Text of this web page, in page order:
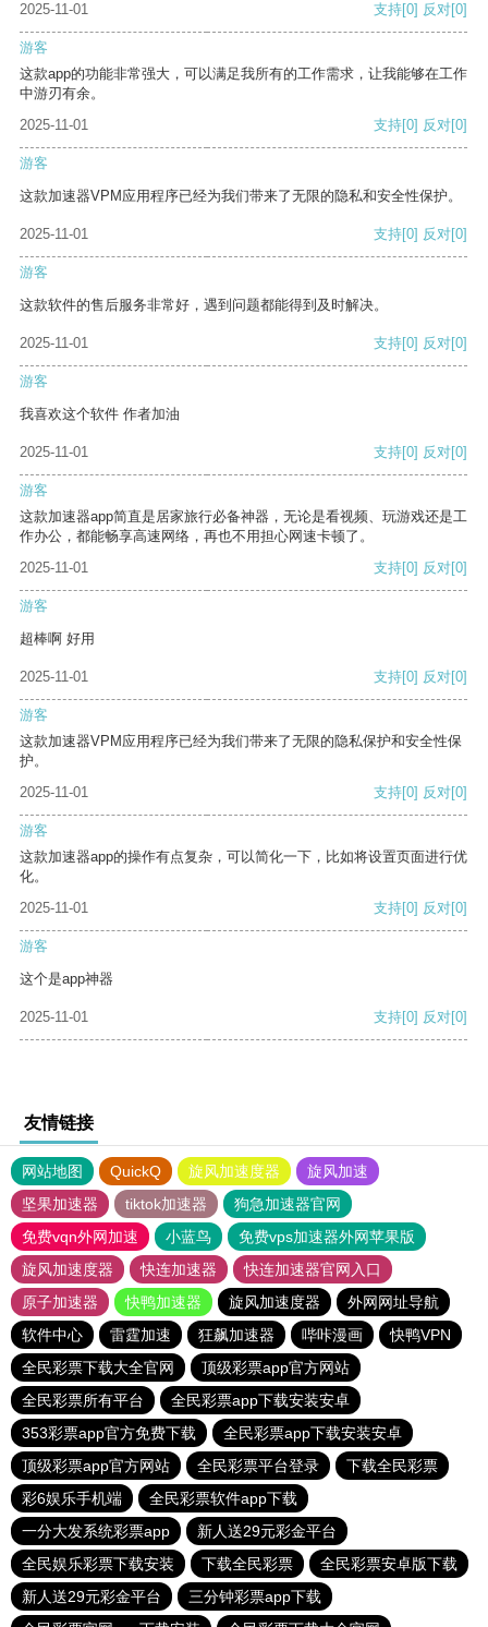
2025-11-01 支持[0] 反对[0]
游客
这款app的功能非常强大，可以满足我所有的工作需求，让我能够在工作
中游刃有余。
2025-11-01
支持[0] 反对[0]
游客
这款加速器VPM应用程序已经为我们带来了无限的隐私和安全性保护。
2025-11-01 支持[0] 反对[0]
游客
这款软件的售后服务非常好，遇到问题都能得到及时解决。
2025-11-01 支持[0] 反对[0]
游客
我喜欢这个软件 作者加油
2025-11-01 支持[0] 反对[0]
游客
这款加速器app简直是居家旅行必备神器，无论是看视频、玩游戏还是工
作办公，都能畅享高速网络，再也不用担心网速卡顿了。
2025-11-01
支持[0] 反对[0]
游客
超棒啊 好用
2025-11-01 支持[0] 反对[0]
游客
这款加速器VPM应用程序已经为我们带来了无限的隐私保护和安全性保
护。
2025-11-01
支持[0] 反对[0]
游客
这款加速器app的操作有点复杂，可以简化一下，比如将设置页面进行优
化。
2025-11-01
支持[0] 反对[0]
游客
这个是app神器
2025-11-01 支持[0] 反对[0]
友情链接
网站地图 QuickQ 旋风加速度器
旋风加速
坚果加速器
tiktok加速器
狗急加速器官网
免费vqn外网加速
小蓝鸟
免费vps加速器外网苹果版
旋风加速度器
快连加速器
快连加速器官网入口
原子加速器
快鸭加速器 旋风加速度器
外网网址导航
软件中心
雷霆加速 狂飙加速器 哔咔漫画
快鸭VPN
全民彩票下载大全官网
顶级彩票app官方网站
全民彩票所有平台
全民彩票app下载安装安卓
353彩票app官方免费下载
全民彩票app下载安装安卓
顶级彩票app官方网站
全民彩票平台登录
下载全民彩票
彩6娱乐手机端
全民彩票软件app下载
一分大发系统彩票app
新人送29元彩金平台
全民娱乐彩票下载安装
下载全民彩票
全民彩票安卓版下载
新人送29元彩金平台
三分钟彩票app下载